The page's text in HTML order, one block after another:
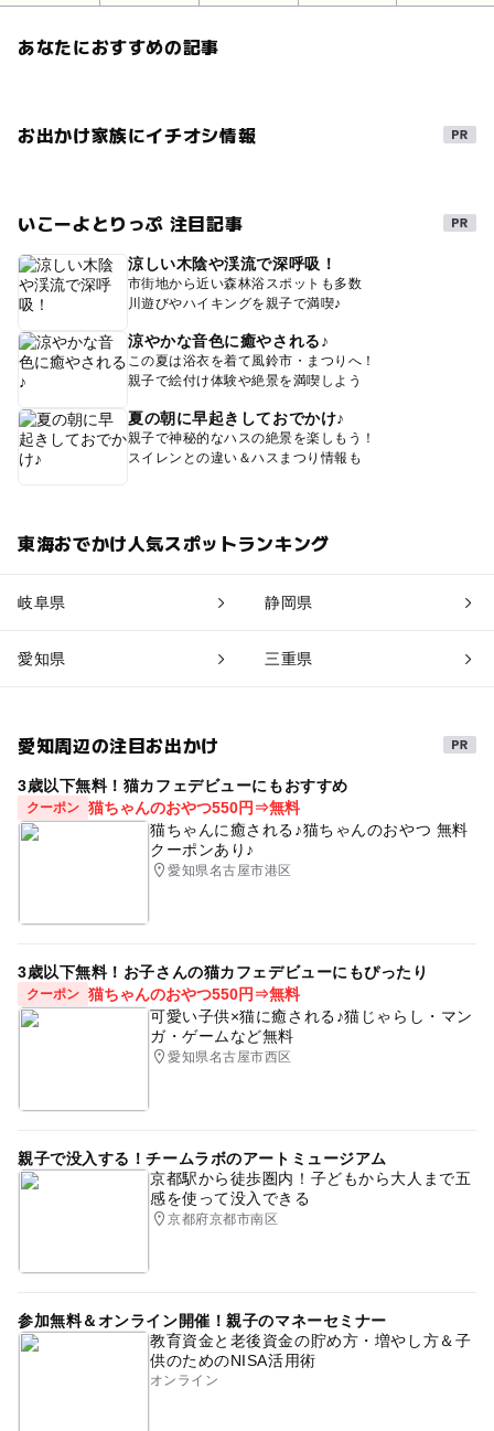
あなたにおすすめの記事
お出かけ家族にイチオシ情報
いこーよとりっぷ 注目記事
涼しい木陰や渓流で深呼吸！
市街地から近い森林浴スポットも多数
川遊びやハイキングを親子で満喫♪
涼やかな音色に癒やされる♪
この夏は浴衣を着て風鈴市・まつりへ！
親子で絵付け体験や絶景を満喫しよう
夏の朝に早起きしておでかけ♪
親子で神秘的なハスの絶景を楽しもう！
スイレンとの違い＆ハスまつり情報も
東海おでかけ人気スポットランキング
岐阜県 静岡県
愛知県 三重県
愛知周辺の注目お出かけ
3歳以下無料！猫カフェデビューにもおすすめ
クーポン 猫ちゃんのおやつ550円⇒無料
猫ちゃんに癒される♪猫ちゃんのおやつ 無料
クーポンあり♪
愛知県名古屋市港区
3歳以下無料！お子さんの猫カフェデビューにもぴったり
クーポン 猫ちゃんのおやつ550円⇒無料
可愛い子供×猫に癒される♪猫じゃらし・マン
ガ・ゲームなど無料
愛知県名古屋市西区
親子で没入する！チームラボのアートミュージアム
京都駅から徒歩圏内！子どもから大人まで五
感を使って没入できる
京都府京都市南区
参加無料＆オンライン開催！親子のマネーセミナー
教育資金と老後資金の貯め方・増やし方＆子
供のためのNISA活用術
オンライン